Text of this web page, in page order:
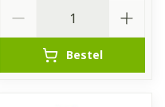
Bestel